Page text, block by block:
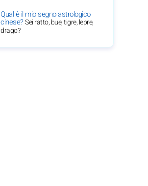
Qual è il mio segno astrologico
cinese?Sei ratto, bue, tigre, lepre,
drago?